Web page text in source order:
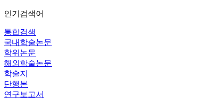
인기검색어
통합검색
국내학술논문
학위논문
해외학술논문
학술지
단행본
연구보고서